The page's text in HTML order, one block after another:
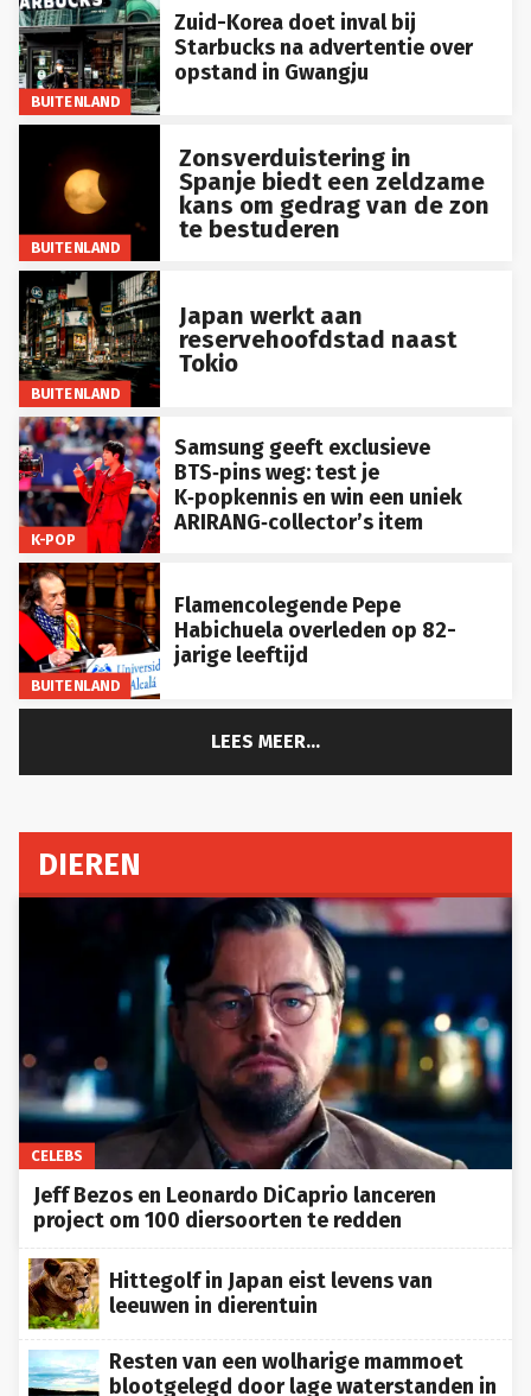
BUITENLAND
Zuid-Korea doet inval bij
Starbucks na advertentie over
opstand in Gwangju
BUITENLAND
Zonsverduistering in
Spanje biedt een zeldzame
kans om gedrag van de zon
te bestuderen
BUITENLAND
Japan werkt aan
reservehoofdstad naast
Tokio
K-POP
Samsung geeft exclusieve
BTS‑pins weg: test je
K‑popkennis en win een uniek
ARIRANG‑collector’s item
BUITENLAND
Flamencolegende Pepe
Habichuela overleden op 82-
jarige leeftijd
LEES MEER...
DIEREN
CELEBS
Jeff Bezos en Leonardo DiCaprio lanceren
project om 100 diersoorten te redden
Hittegolf in Japan eist levens van
leeuwen in dierentuin
Resten van een wolharige mammoet
blootgelegd door lage waterstanden in